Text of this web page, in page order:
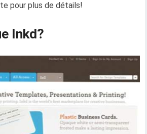
pour plus de détails!
Inkd?